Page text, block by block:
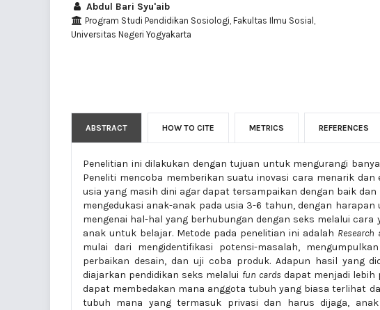
Abdul Bari Syu'aib
Program Studi Pendidikan Sosiologi, Fakultas Ilmu Sosial,
Universitas Negeri Yogyakarta
ABSTRACT HOW TO CITE METRICS REFERENCES
Penelitian ini dilakukan dengan tujuan untuk mengurangi
Peneliti mencoba memberikan suatu inovasi cara menarik
usia yang masih dini agar dapat tersampaikan dengan baik
mengedukasi anak-anak pada usia 3-6 tahun, dengan
mengenai hal-hal yang berhubungan dengan seks melalui
anak untuk belajar. Metode pada penelitian ini adalah Research
mulai dari mengidentifikasi potensi-masalah,
perbaikan desain, dan uji coba produk. Adapun hasil yang
diajarkan pendidikan seks melalui fun cards dapat menjadi lebih
dapat membedakan mana anggota tubuh yang biasa terlihat
tubuh mana yang termasuk privasi dan harus dijaga,